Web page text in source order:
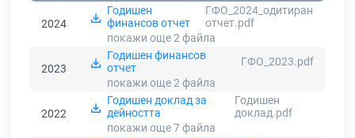
2024
Годишен
финансов отчет
ГФО_2024_одитиран
отчет.pdf
покажи още 2файла
2023
Годишен финансов
отчет
ГФО_2023.pdf
покажи още 2файла
2022
Годишен доклад за
дейността
Годишен
доклад.pdf
покажи още 7файла